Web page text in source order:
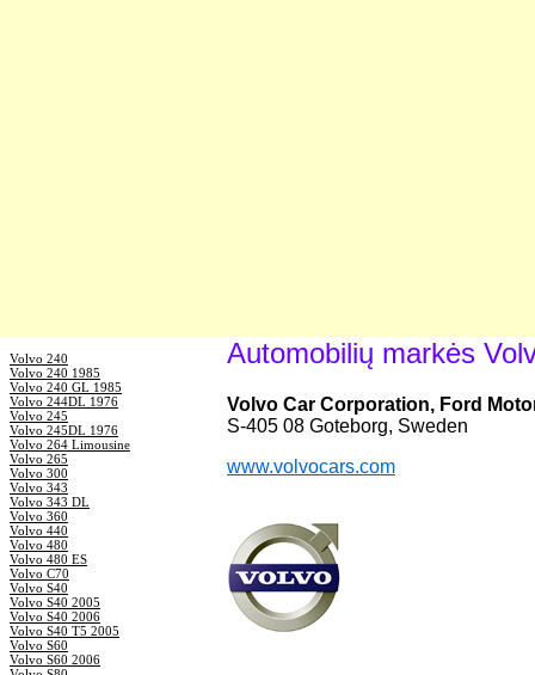
Volvo 240
Volvo 240 1985
Volvo 240 GL 1985
Volvo 244DL 1976
Volvo 245
Volvo 245DL 1976
Volvo 264 Limousine
Volvo 265
Volvo 300
Volvo 343
Volvo 343 DL
Volvo 360
Volvo 440
Volvo 480
Volvo 480 ES
Volvo C70
Volvo S40
Volvo S40 2005
Volvo S40 2006
Volvo S40 T5 2005
Volvo S60
Volvo S60 2006
Automobilių markės
Volvo Car Corporation, Ford
S-405 08 Goteborg, Sweden
www.volvocars.com